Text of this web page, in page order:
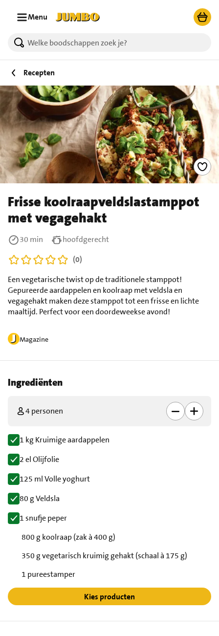
Menu
Recepten
Frisse koolraapveldslastamppot
met vegagehakt
Magazine
Een vegetarische twist op de traditionele stamppot!
Gepureerde aardappelen en koolraap met veldsla en
vegagehakt maken deze stamppot tot een frisse en lichte
maaltijd. Perfect voor een doordeweekse avond!
30 min
hoofdgerecht
(0)
Ingrediënten
4 personen
1 kg Kruimige aardappelen
2 el Olijfolie
125 ml Volle yoghurt
80 g Veldsla
1 snufje peper
800 g koolraap (zak à 400 g)
350 g vegetarisch kruimig gehakt (schaal à 175 g)
1 pureestamper
Kies producten